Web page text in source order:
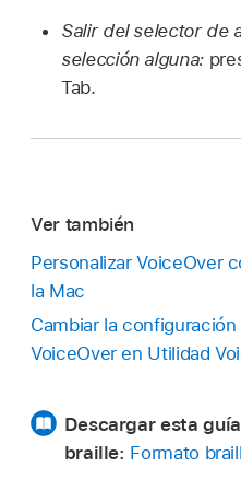
Salir del selector de
selección alguna:
Tab.
Ver también
Personalizar VoiceOver
la Mac
Cambiar la
VoiceOver en Utilidad
Descargar esta
braille: Formato